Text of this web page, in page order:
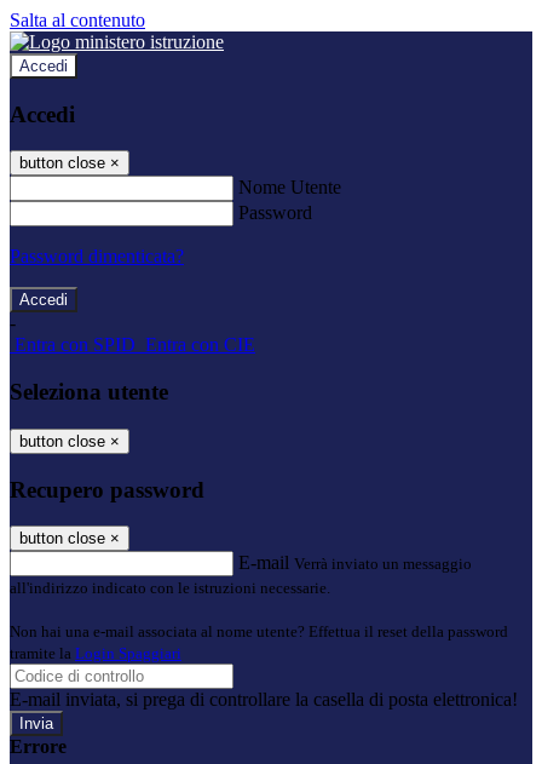
Salta al contenuto
Accedi
Accedi
button close ×
Nome Utente
Password
Password dimenticata?
-
Entra con SPID Entra con CIE
Seleziona utente
button close ×
Recupero password
button close ×
E-mail Verrà inviato un messaggio
all'indirizzo indicato con le istruzioni necessarie.
Non hai una e-mail associata al nome utente? Effettua il reset della password
tramite la Login Spaggiari
E-mail inviata, si prega di controllare la casella di posta elettronica!
Errore